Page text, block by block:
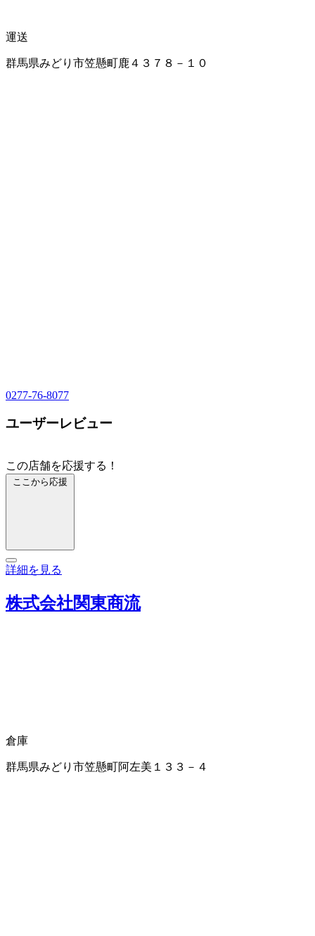
運送
群馬県みどり市笠懸町鹿４３７８－１０
0277-76-8077
ユーザーレビュー
この店舗を応援する！
ここから応援
詳細を見る
株式会社関東商流
倉庫
群馬県みどり市笠懸町阿左美１３３－４